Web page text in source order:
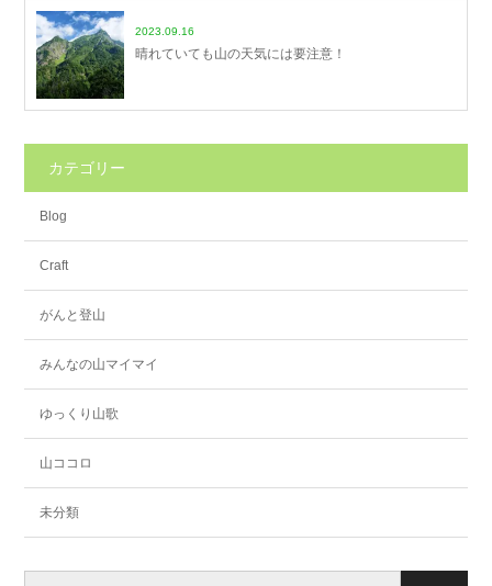
2023.09.16
晴れていても山の天気には要注意！
カテゴリー
Blog
Craft
がんと登山
みんなの山マイマイ
ゆっくり山歌
山ココロ
未分類